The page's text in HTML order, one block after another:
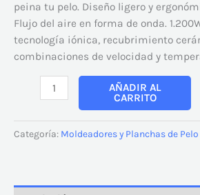
peina tu pelo. Diseño ligero y
Flujo del aire en forma de onda.
tecnología iónica, recubrimiento
combinaciones de velocidad y
AÑADIR AL
CARRITO
Categoría: Moldeadores y Planchas de Pelo